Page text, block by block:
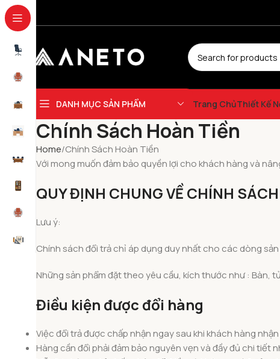
DANH MỤC SẢN PHẨM Trang ChủThiết Kế
Chính Sách Hoàn Tiền
Home Chính Sách Hoàn Tiền
Với mong muốn đảm bảo quyền lợi cho khách hàng và
QUY ĐỊNH CHUNG VỀ CHÍNH
Lưu ý:
Chính sách đổi trả chỉ áp dụng duy nhất cho các dòng
Những sản phẩm đặt theo yêu cầu, kích thước như : Bàn,
Điều kiện được đổi hàng
Việc đổi trả được chấp nhận ngay sau khi khách hàng
Hàng cần đổi phải đảm bảo nguyên vẹn và đầy đủ chi tiết